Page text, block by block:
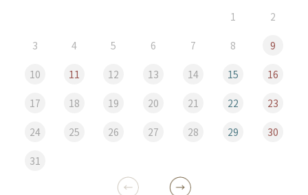
1 2
3 4 5 6 7 8 9
10 11 12 13 14 15 16
17 18 19 20 21 22 23
24 25 26 27 28 29 30
31